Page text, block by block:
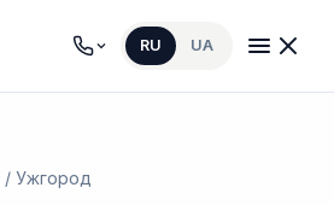
RU UA
/ Ужгород